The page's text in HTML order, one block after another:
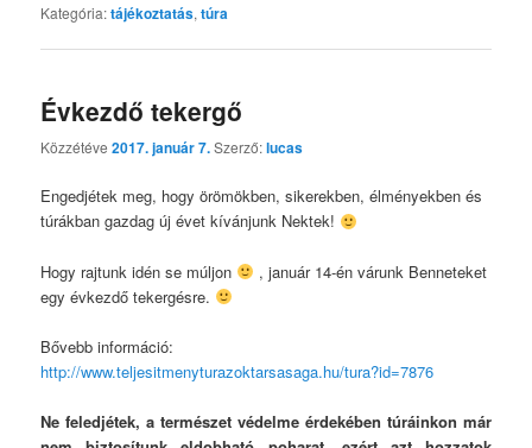
Kategória:tájékoztatás,túra
Évkezdő tekergő
Közzétéve2017. január 7.Szerző:lucas
Engedjétek meg, hogy örömökben, sikerekben, élményekben és
túrákban gazdag új évet kívánjunk Nektek!
Hogy rajtunk idén se múljon
, január 14-én várunk Benneteket
egy évkezdő tekergésre.
Bővebb információ:
http://www.teljesitmenyturazoktarsasaga.hu/tura?id=7876
Ne feledjétek, a természet védelme érdekében túráinkon már